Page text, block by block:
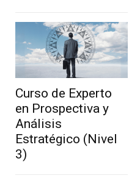
Curso de Experto
en Prospectiva y
Análisis
Estratégico (Nivel
3)